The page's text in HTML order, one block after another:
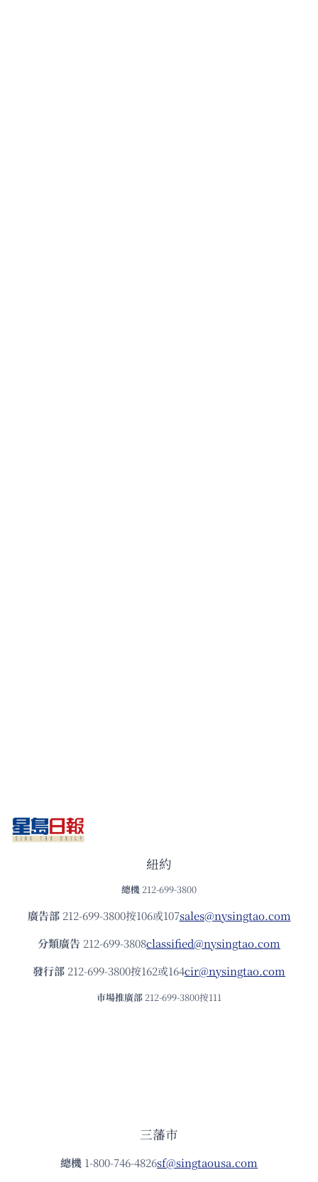
紐約
總機 212-699-3800
廣告部212-699-3800按106或107sales@nysingtao.com
分類廣告 212-699-3808classified@nysingtao.com
發⾏部 212-699-3800按162或164cir@nysingtao.com
市場推廣部 212-699-3800按111
三藩市
總機 1-800-746-4826sf@singtaousa.com